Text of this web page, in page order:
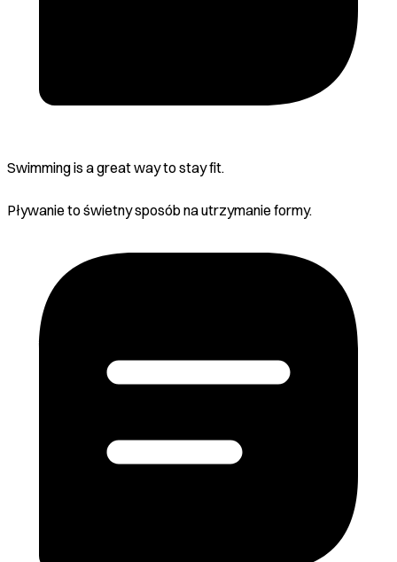
Swimming is a great way to stay fit.
Pływanie to świetny sposób na utrzymanie formy.